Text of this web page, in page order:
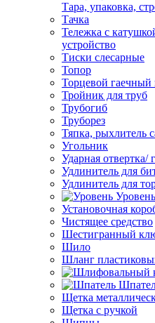
Тара, упаковка,
Тачка
Тележка с
устройство
Тиски слесарные
Топор
Торцевой гаечный
Тройник для труб
Трубогиб
Труборез
Тяпка, рыхлитель
Угольник
Ударная отвертка/
Удлинитель для
Удлинитель для
Уровень
Установочная
Чистящее средство
Шестигранный
Шило
Шланг
Щетка
Щетка с ручкой